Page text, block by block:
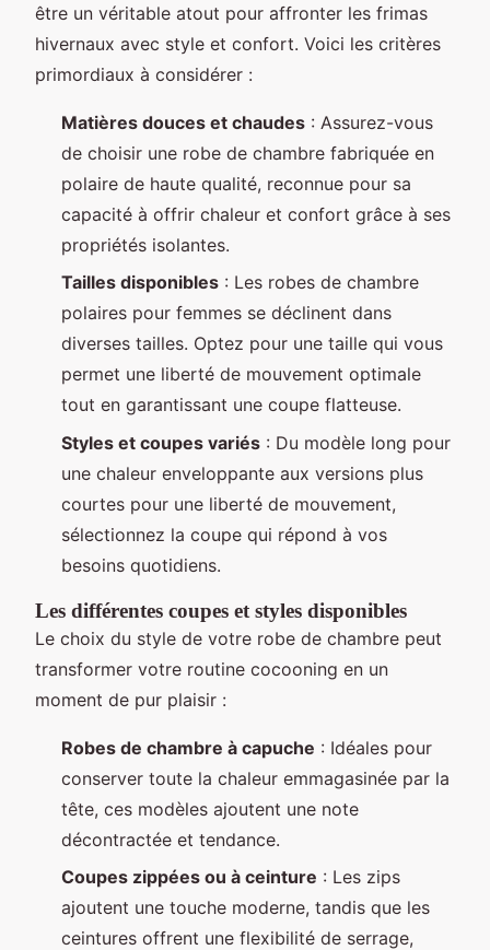
être un véritable atout pour affronter les frimas
hivernaux avec style et confort. Voici les critères
primordiaux à considérer :
Matières douces et chaudes : Assurez-vous
de choisir une robe de chambre fabriquée en
polaire de haute qualité, reconnue pour sa
capacité à offrir chaleur et confort grâce à ses
propriétés isolantes.
Tailles disponibles : Les robes de chambre
polaires pour femmes se déclinent dans
diverses tailles. Optez pour une taille qui vous
permet une liberté de mouvement optimale
tout en garantissant une coupe flatteuse.
Styles et coupes variés : Du modèle long pour
une chaleur enveloppante aux versions plus
courtes pour une liberté de mouvement,
sélectionnez la coupe qui répond à vos
besoins quotidiens.
Les différentes coupes et styles disponibles
Le choix du style de votre robe de chambre peut
transformer votre routine cocooning en un
moment de pur plaisir :
Robes de chambre à capuche : Idéales pour
conserver toute la chaleur emmagasinée par la
tête, ces modèles ajoutent une note
décontractée et tendance.
Coupes zippées ou à ceinture : Les zips
ajoutent une touche moderne, tandis que les
ceintures offrent une flexibilité de serrage,